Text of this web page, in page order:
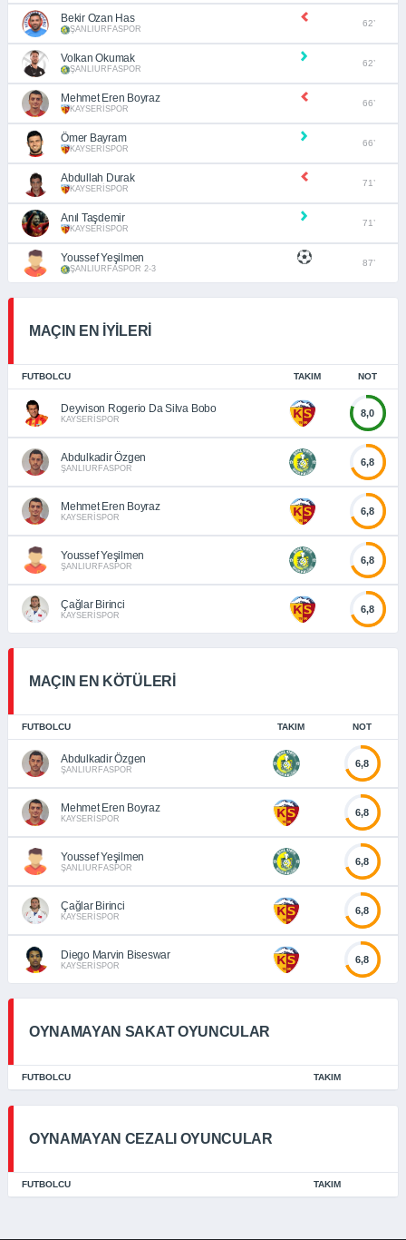
Bekir Ozan Has
ŞANLIURFASPOR
62’
Volkan Okumak
ŞANLIURFASPOR
62’
Mehmet Eren Boyraz
KAYSERİSPOR
66’
Ömer Bayram
KAYSERİSPOR
66’
Abdullah Durak
KAYSERİSPOR
71’
Anıl Taşdemir
KAYSERİSPOR
71’
Youssef Yeşilmen
ŞANLIURFASPOR 2-3
87’
MAÇIN EN İYİLERİ
FUTBOLCU TAKIM NOT
Deyvison Rogerio Da Silva Bobo
KAYSERİSPOR
8,0
Abdulkadir Özgen
ŞANLIURFASPOR
6,8
Mehmet Eren Boyraz
KAYSERİSPOR
6,8
Youssef Yeşilmen
ŞANLIURFASPOR
6,8
Çağlar Birinci
KAYSERİSPOR
6,8
MAÇIN EN KÖTÜLERİ
FUTBOLCU TAKIM NOT
Abdulkadir Özgen
ŞANLIURFASPOR
6,8
Mehmet Eren Boyraz
KAYSERİSPOR
6,8
Youssef Yeşilmen
ŞANLIURFASPOR
6,8
Çağlar Birinci
KAYSERİSPOR
6,8
Diego Marvin Biseswar
KAYSERİSPOR
6,8
OYNAMAYAN SAKAT OYUNCULAR
FUTBOLCU TAKIM
OYNAMAYAN CEZALI OYUNCULAR
FUTBOLCU TAKIM